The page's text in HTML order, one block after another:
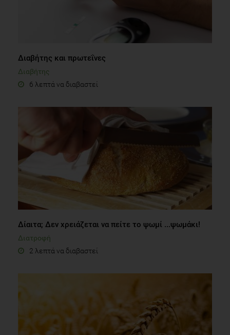
Διαβήτης και πρωτεΐνες
Διαβήτης
6 λεπτά να διαβαστεί
Δίαιτα; Δεν χρειάζεται να πείτε το ψωμί ...ψωμάκι!
Διατροφή
2 λεπτά να διαβαστεί